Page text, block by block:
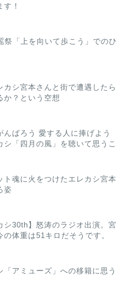
す！
祭「上を向いて歩こう」でのひ
カシ宮本さんと街で遭遇したら
か？という空想
んばろう 愛する人に捧げよう
シ「四月の風」を聴いて思うこ
ト魂に火をつけたエレカシ宮本
姿
シ30th】怒涛のラジオ出演。宮
の体重は51キロだそうです。
「アミューズ」への移籍に思う